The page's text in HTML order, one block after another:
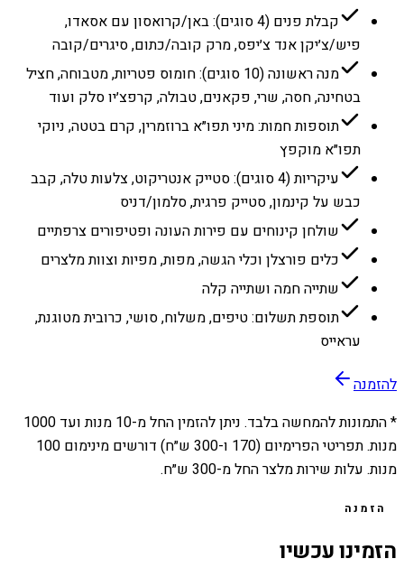
קבלת פנים (4 סוגים): באן/קרואסון עם אסאדו,
פיש/צ׳יקן אנד צ׳יפס, מרק קובה/כתום, סיגרים/קובה
מנה ראשונה (10 סוגים): חומוס פטריות, מטבוחה, חציל
בטחינה, חסה, שרי, פקאנים, טבולה, קרפצ׳יו סלק ועוד
תוספות חמות: מיני תפו״א ברוזמרין, קרם בטטה, ניוקי
תפו״א מוקפץ
עיקריות (4 סוגים): סטייק אנטריקוט, צלעות טלה, קבב
כבש על קינמון, סטייק פרגית, סלמון/דניס
שולחן קינוחים עם פירות העונה ופטיפורים צרפתיים
כלים פורצלן וכלי הגשה, מפות, מפיות וצוות מלצרים
שתייה חמה ושתייה קלה
תוספת תשלום: טיפים, משלוח, סושי, כרובית מטוגנת,
עראייס
להזמנה
* התמונות להמחשה בלבד. ניתן להזמין החל מ-10 מנות ועד 1000
מנות. תפריטי הפרימיום (170 ו-300 ש״ח) דורשים מינימום 100
מנות. עלות שירות מלצר החל מ-300 ש״ח.
הזמנה
הזמינו עכשיו